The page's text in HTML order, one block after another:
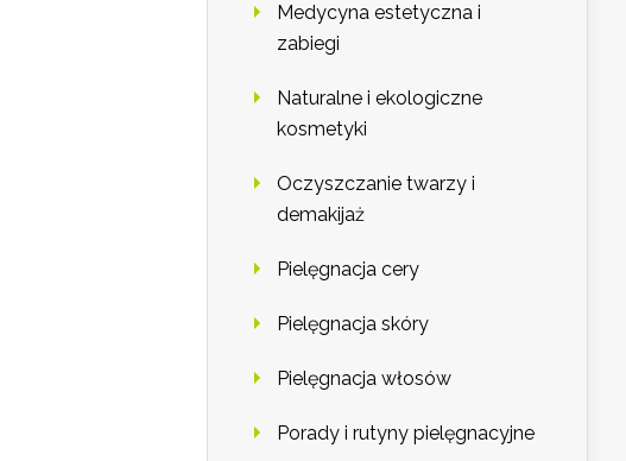
Medycyna estetyczna i
zabiegi
Naturalne i ekologiczne
kosmetyki
Oczyszczanie twarzy i
demakijaż
Pielęgnacja cery
Pielęgnacja skóry
Pielęgnacja włosów
Porady i rutyny pielęgnacyjne